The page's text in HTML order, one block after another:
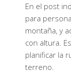
En el post
para
montaña, y
con altura.
planificar la
terreno.